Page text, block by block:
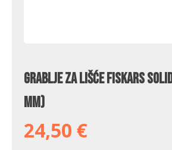
Grablje za lišće Fiskars Solid
mm)
24,50 €